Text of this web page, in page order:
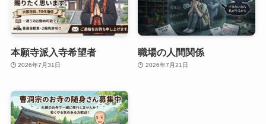
本願寺派入寺希望者
2026年7月31日
職場の人間関係
2026年7月21日